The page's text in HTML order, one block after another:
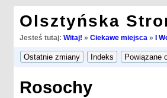
Olsztyńska
Jesteś tutaj: Witaj! » Ciekawe miejsca » I
Rosochy